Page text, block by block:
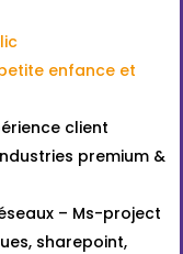
enfance et
client
premium &
– Ms-project
sharepoint,